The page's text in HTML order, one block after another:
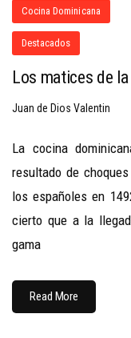
Cocina Dominicana
Destacados
Los matices de
Juan de Dios Valentin
La cocina
resultado de
los españoles en
cierto que a la
gama
Read More